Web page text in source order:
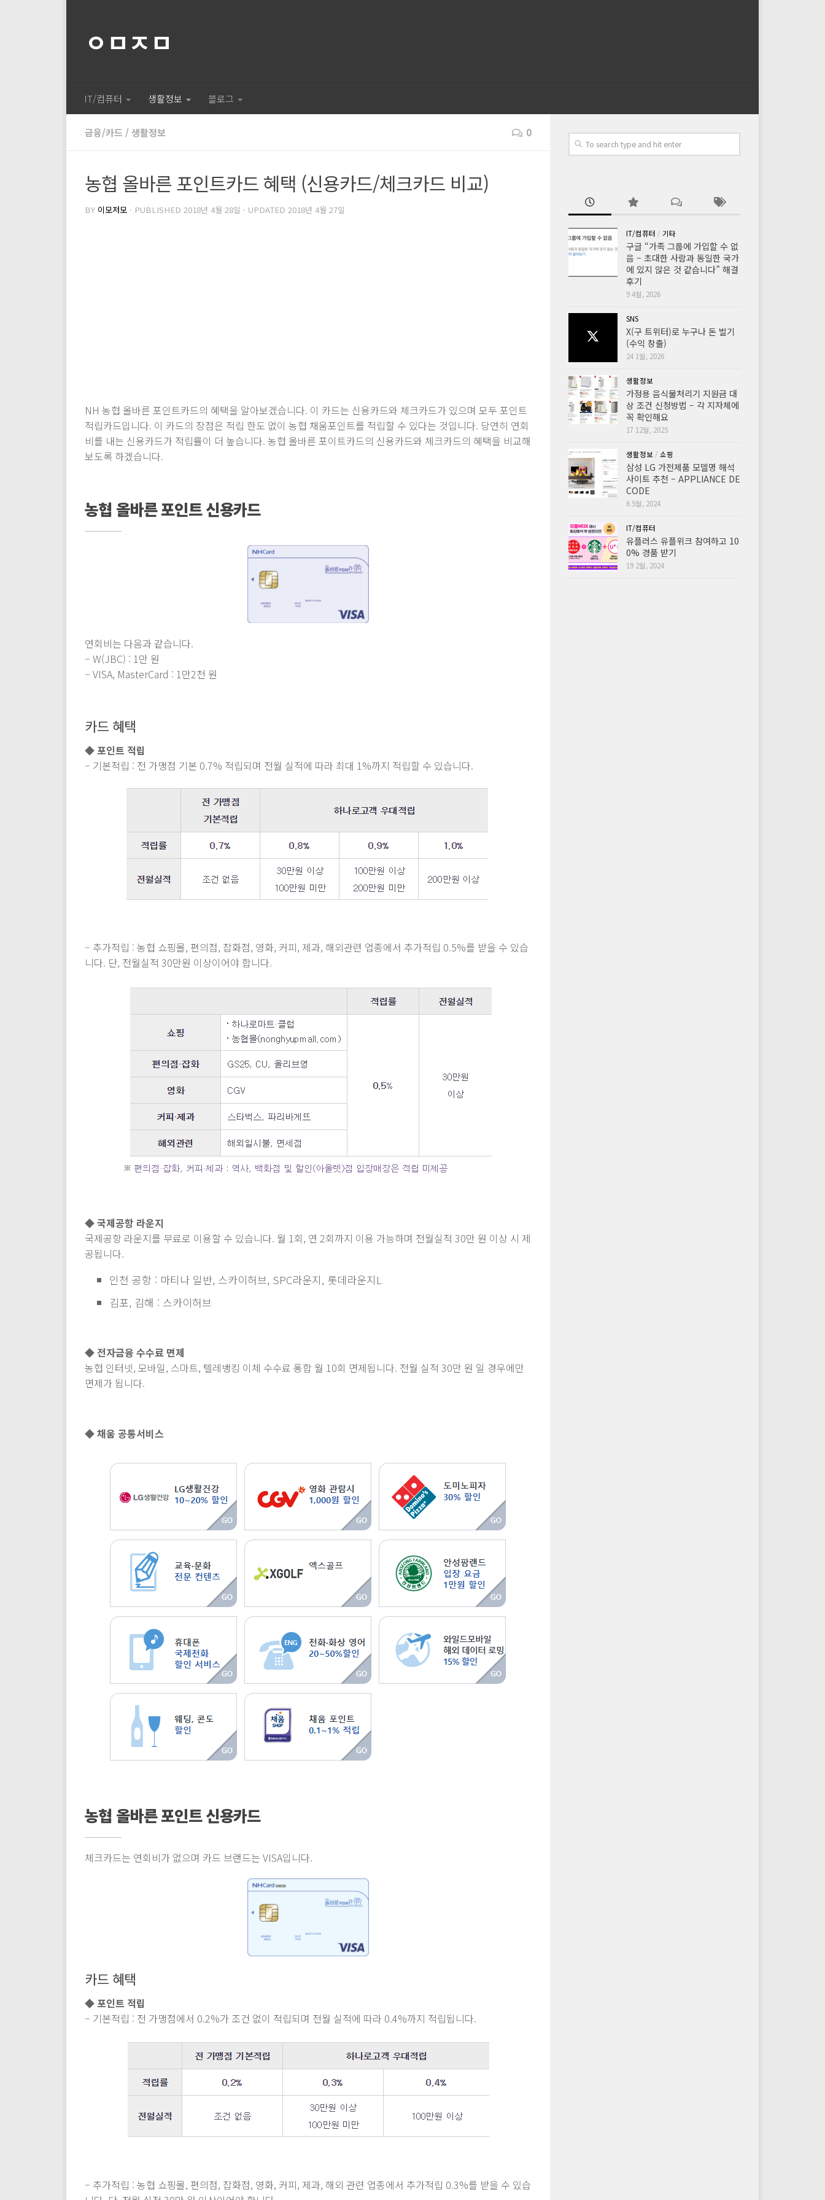
ㅇㅁㅈㅁ
IT/컴퓨터 생활정보 블로그
금융/카드 / 생활정보 0
농협 올바른 포인트카드 혜택 (신용카드/체크카드 비교)
BY 이모저모 · PUBLISHED 2018년 4월 28일 · UPDATED 2018년 4월 27일
NH 농협 올바른 포인트카드의 혜택을 알아보겠습니다. 이 카드는 신용카드와 체크카드가 있으며 모두 포인트
적립카드입니다. 이 카드의 장점은 적립 한도 없이 농협 채움포인트를 적립할 수 있다는 것입니다. 당연히 연회
비를 내는 신용카드가 적립률이 더 높습니다. 농협 올바른 포이트카드의 신용카드와 체크카드의 혜택을 비교해
보도록 하겠습니다.
농협 올바른 포인트 신용카드
연회비는 다음과 같습니다.
– W(JBC) : 1만 원
– VISA, MasterCard : 1만2천 원
카드 혜택
◆ 포인트 적립
– 기본적립 : 전 가맹점 기본 0.7% 적립되며 전월 실적에 따라 최대 1%까지 적립할 수 있습니다.
– 추가적립 : 농협 쇼핑몰, 편의점, 잡화점, 영화, 커피, 제과, 해외관련 업종에서 추가적립 0.5%를 받을 수 있습
니다. 단, 전월실적 30만원 이상이어야 합니다.
◆ 국제공항 라운지
국제공항 라운지를 무료로 이용할 수 있습니다. 월 1회, 연 2회까지 이용 가능하며 전월실적 30만 원 이상 시 제
공됩니다.
인천 공항 : 마티나 일반, 스카이허브, SPC라운지, 롯데라운지L
김포, 김해 : 스카이허브
◆ 전자금융 수수료 면제
농협 인터넷, 모바일, 스마트, 텔레뱅킹 이체 수수료 통합 월 10회 면제됩니다. 전월 실적 30만 원 일 경우에만
면제가 됩니다.
◆ 채움 공통서비스
농협 올바른 포인트 신용카드
체크카드는 연회비가 없으며 카드 브랜드는 VISA입니다.
카드 혜택
◆ 포인트 적립
– 기본적립 : 전 가맹점에서 0.2%가 조건 없이 적립되며 전월 실적에 따라 0.4%까지 적립됩니다.
– 추가적립 : 농협 쇼핑몰, 편의점, 잡화점, 영화, 커피, 제과, 해외 관련 업종에서 추가적립 0.3%를 받을 수 있습
IT/컴퓨터 / 기타
구글 “가족 그룹에 가입할 수 없
음 – 초대한 사람과 동일한 국가
에 있지 않은 것 같습니다” 해결
후기
9 4월, 2026
SNS
X(구 트위터)로 누구나 돈 벌기
(수익 창출)
24 1월, 2026
생활정보
가정용 음식물처리기 지원금 대
상 조건 신청방법 – 각 지자체에
꼭 확인해요
17 12월, 2025
생활정보 / 쇼핑
삼성 LG 가전제품 모델명 해석
사이트 추천 – APPLIANCE DE
CODE
6 5월, 2024
IT/컴퓨터
유플러스 유플위크 참여하고 10
0% 경품 받기
19 2월, 2024